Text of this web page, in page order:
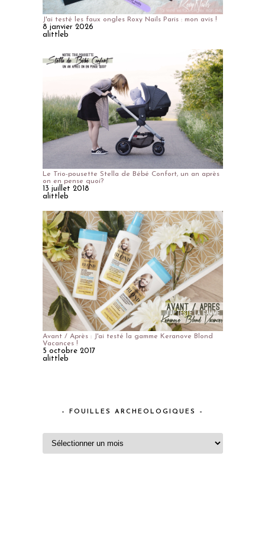
J'ai testé les faux ongles Roxy Nails Paris : mon avis !
8 janvier 2026
alittleb
Le Trio-pousette Stella de Bébé Confort, un an après
on en pense quoi?
13 juillet 2018
alittleb
Avant / Après : J'ai testé la gamme Keranove Blond
Vacances !
5 octobre 2017
alittleb
– FOUILLES ARCHEOLOGIQUES –